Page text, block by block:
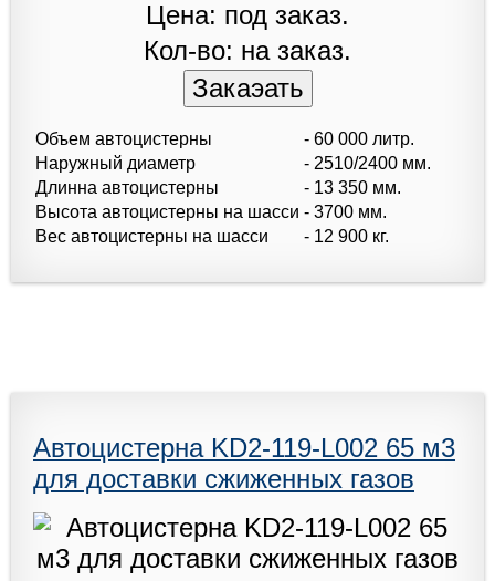
Цена: под заказ.
Кол-во: на заказ.
Объем автоцистерны
- 60 000 литр.
Наружный диаметр
- 2510/2400 мм.
Длинна автоцистерны
- 13 350 мм.
Высота автоцистерны на шасси - 3700 мм.
Вес автоцистерны на шасси
- 12 900 кг.
Автоцистерна KD2-119-L002 65 м3
для доставки сжиженных газов